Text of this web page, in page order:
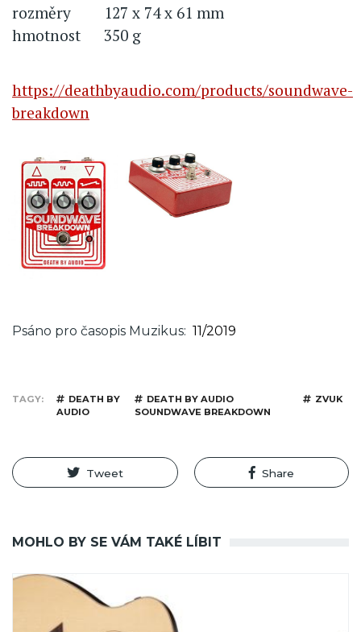
rozměry
127 x 74 x 61 mm
hmotnost
350 g
https://deathbyaudio.com/products/soundwave-
breakdown
Psáno pro časopis Muzikus 11/2019
TAGY
DEATH BY
AUDIO
DEATH BY AUDIO
SOUNDWAVE BREAKDOWN
ZVUK
Tweet Share
MOHLO BY SE VÁM TAKÉ LÍBIT